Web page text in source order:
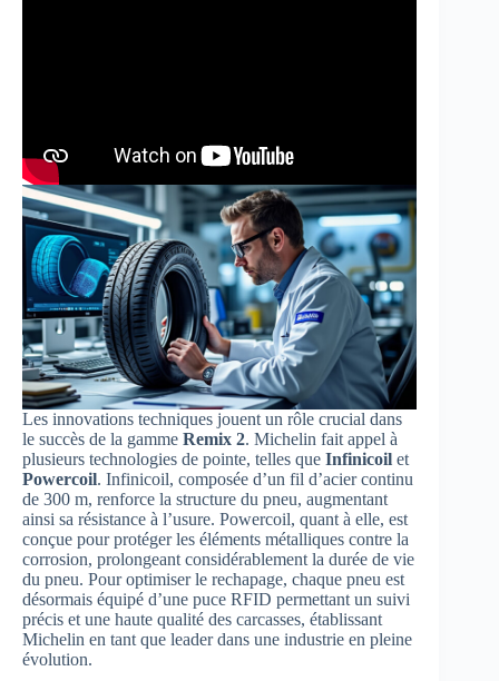
Les innovations techniques jouent un rôle crucial dans
le succès de la gamme Remix 2. Michelin fait appel à
plusieurs technologies de pointe, telles que Infinicoil et
Powercoil. Infinicoil, composée d’un fil d’acier continu
de 300 m, renforce la structure du pneu, augmentant
ainsi sa résistance à l’usure. Powercoil, quant à elle, est
conçue pour protéger les éléments métalliques contre la
corrosion, prolongeant considérablement la durée de vie
du pneu. Pour optimiser le rechapage, chaque pneu est
désormais équipé d’une puce RFID permettant un suivi
précis et une haute qualité des carcasses, établissant
Michelin en tant que leader dans une industrie en pleine
évolution.